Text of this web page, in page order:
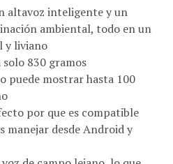
altavoz inteligente y un
ambiental, todo en un
y liviano
830 gramos
puede mostrar hasta 100
por que es compatible
manejar desde Android y
de campo lejano, lo que